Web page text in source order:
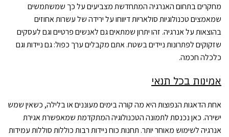
מחקרים בתחום האנרגיה המתחדשת מצביעים על כך שמשתמשים
שמאמצים טכנולוגיות סולאריות דיווחו על ירידה של עשרות אחוזים
בהוצאות על אנרגיה. זהו יתרון שמתאים גם לאנשים פרטיים וגם לעסקים
שזקוקים לפתרונות ניידים בשטח. אתם מקבלים ערך כפול: גם ניידות וגם
כלכלה חכמה.
אמינות בכל תנאי
אחת הדאגות הנפוצות היא מה קורה בימים מעוננים או בלילה, כשאין שמש
ישירה. כאן נכנסת לתמונה הטכנולוגיה המתקדמת שמאפשרת אגירת
אנרגיה לשימוש מאוחר יותר. תחנות כוח ניידות רבות כוללות סוללות עמידות